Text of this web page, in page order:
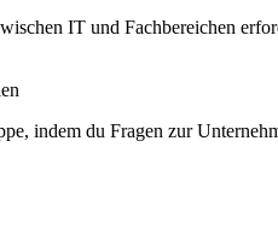
IT und Fachbereichen
indem du Fragen zur